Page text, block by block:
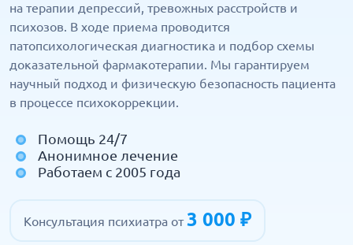
на терапии депрессий, тревожных расстройств и
психозов. В ходе приема проводится
патопсихологическая диагностика и подбор схемы
доказательной фармакотерапии. Мы гарантируем
научный подход и физическую безопасность пациента
в процессе психокоррекции.
Помощь 24/7
Анонимное лечение
Работаем с 2005 года
Консультация психиатра от3 000 ₽